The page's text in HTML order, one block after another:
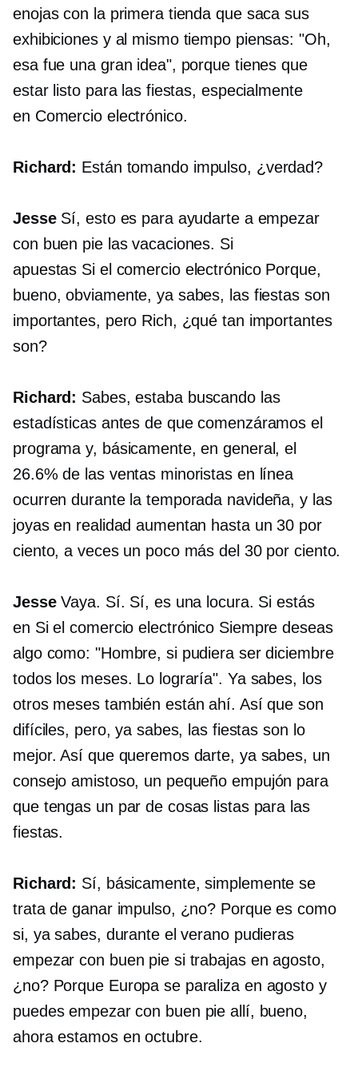
enojas con la primera tienda que saca sus
exhibiciones y al mismo tiempo piensas: "Oh,
esa fue una gran idea", porque tienes que
estar listo para las fiestas, especialmente
en Comercio electrónico.
Richard: Están tomando impulso, ¿verdad?
JesseSí, esto es para ayudarte a empezar
con buen pie las vacaciones. Si
apuestas Si el comercio electrónicoPorque,
bueno, obviamente, ya sabes, las fiestas son
importantes, pero Rich, ¿qué tan importantes
son?
Richard: Sabes, estaba buscando las
estadísticas antes de que comenzáramos el
programa y, básicamente, en general, el
26.6% de las ventas minoristas en línea
ocurren durante la temporada navideña, y las
joyas en realidad aumentan hasta un 30 por
ciento, a veces un poco más del 30 por ciento.
JesseVaya. Sí. Sí, es una locura. Si estás
en Si el comercio electrónico Siempre deseas
algo como: "Hombre, si pudiera ser diciembre
todos los meses. Lo lograría". Ya sabes, los
otros meses también están ahí. Así que son
difíciles, pero, ya sabes, las fiestas son lo
mejor. Así que queremos darte, ya sabes, un
consejo amistoso, un pequeño empujón para
que tengas un par de cosas listas para las
fiestas.
Richard: Sí, básicamente, simplemente se
trata de ganar impulso, ¿no? Porque es como
si, ya sabes, durante el verano pudieras
empezar con buen pie si trabajas en agosto,
¿no? Porque Europa se paraliza en agosto y
puedes empezar con buen pie allí, bueno,
ahora estamos en octubre.